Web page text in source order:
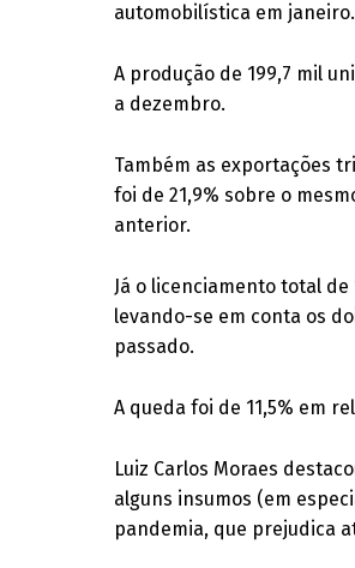
automobilística em janeiro.
A produção de 199,7 mil
a dezembro.
Também as exportações
foi de 21,9% sobre o
anterior.
Já o licenciamento total
levando-se em conta os
passado.
A queda foi de 11,5% em
Luiz Carlos Moraes
alguns insumos (em
pandemia, que prejudica